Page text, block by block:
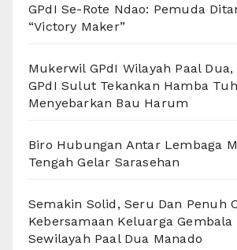
GPdI Se-Rote Ndao: Pemuda
“Victory Maker”
Mukerwil GPdI Wilayah Paal
GPdI Sulut Tekankan Hamba
Menyebarkan Bau Harum
Biro Hubungan Antar Lembaga
Tengah Gelar Sarasehan
Semakin Solid, Seru Dan Penuh
Kebersamaan Keluarga Gembala
Sewilayah Paal Dua Manado